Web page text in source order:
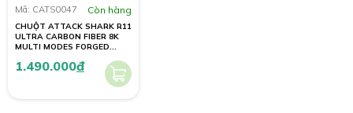
Mã: CATS0047 Còn hàng
CHUỘT ATTACK SHARK R11
ULTRA CARBON FIBER 8K
MULTI MODES FORGED
1.490.000đ